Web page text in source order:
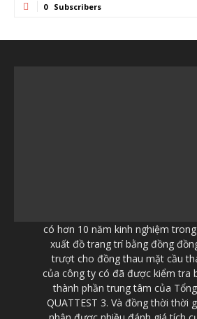
0 Subscribers
có hơn 10 năm kinh nghiệm
xuất đồ trang trí bằng đồng
trượt cho đồng thau mặt cầu
của công ty có đã được kiểm tra
thành phần trung tâm của
QUATTEST 3. Và đồng thời thời